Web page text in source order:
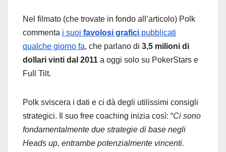
Nel filmato (che trovate in fondo all’articolo) Polk
commenta i suoi favolosi grafici pubblicati
qualche giorno fa, che parlano di 3,5 milioni di
dollari vinti dal 2011 a oggi solo su PokerStars e
Full Tilt.
Polk sviscera i dati e ci dà degli utilissimi consigli
strategici. Il suo free coaching inizia così: “Ci sono
fondamentalmente due strategie di base negli
Heads up, entrambe potenzialmente vincenti.